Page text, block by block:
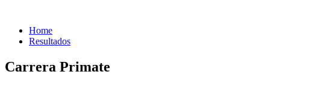
Home
Resultados
Carrera Primate